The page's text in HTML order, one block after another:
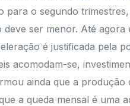
para o segundo
deve ser menor. Até
é justificada pela
acomodam-se,
ainda que a
a queda mensal é uma